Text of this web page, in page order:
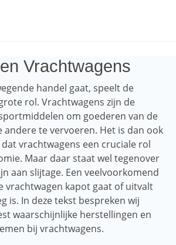
Vrachtwagens
handel gaat, speelt de
rol. Vrachtwagens zijn de
om goederen van de
andere te vervoeren. Het is dan ook
vrachtwagens een cruciale rol
Maar daar staat wel tegenover
aan slijtage. Een veelvoorkomend
vrachtwagen kapot gaat of uitvalt
is. In deze tekst bespreken wij
waarschijnlijke herstellingen en
bij vrachtwagens.